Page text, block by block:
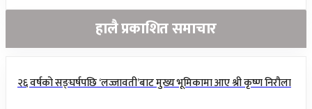
हालै प्रकाशित समाचार
२६ वर्षको सङ्घर्षपछि ‘लज्जावती’बाट मुख्य भूमिकामा आए श्री कृष्ण निरौला